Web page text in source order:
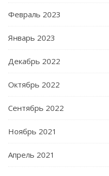
Февраль 2023
Январь 2023
Декабрь 2022
Октябрь 2022
Сентябрь 2022
Ноябрь 2021
Апрель 2021